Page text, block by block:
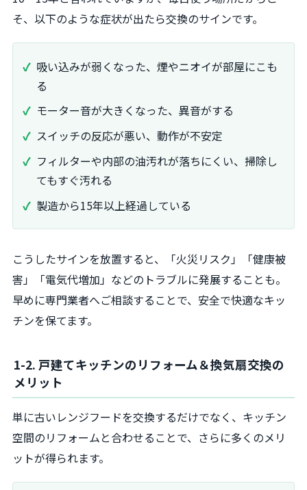
そ、以下のような症状が出たら交換のサインです。
吸い込みが弱くなった、煙やニオイが部屋にこも
る
モーター音が大きくなった、異音がする
スイッチの反応が悪い、動作が不安定
フィルターや内部の油汚れが落ちにくい、掃除し
てもすぐ汚れる
製造から15年以上経過している
こうしたサインを放置すると、「火災リスク」「健康被
害」「電気代増加」などのトラブルに発展することも。
早めに専門業者へご相談することで、安全で快適なキッ
チンを保てます。
1-2. 戸建てキッチンのリフォーム＆換気扇交換の
メリット
単に古いレンジフードを交換するだけでなく、キッチン
空間のリフォームと合わせることで、さらに多くのメリ
ットが得られます。